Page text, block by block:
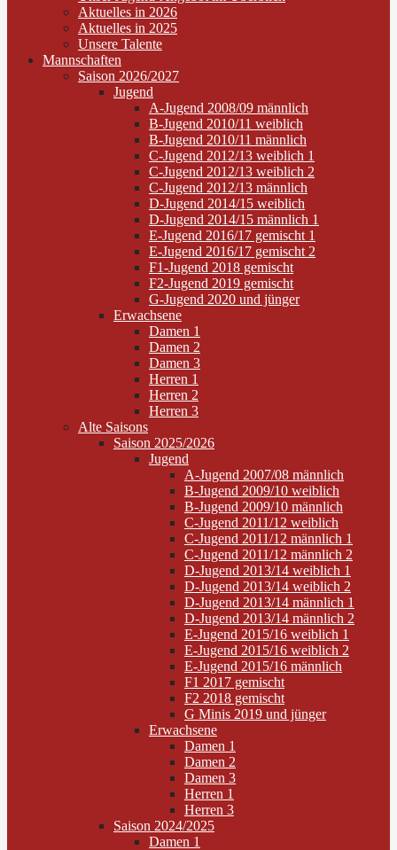
Aktuelles in 2026
Aktuelles in 2025
Unsere Talente
Mannschaften
Saison 2026/2027
Jugend
A-Jugend 2008/09 männlich
B-Jugend 2010/11 weiblich
B-Jugend 2010/11 männlich
C-Jugend 2012/13 weiblich 1
C-Jugend 2012/13 weiblich 2
C-Jugend 2012/13 männlich
D-Jugend 2014/15 weiblich
D-Jugend 2014/15 männlich 1
E-Jugend 2016/17 gemischt 1
E-Jugend 2016/17 gemischt 2
F1-Jugend 2018 gemischt
F2-Jugend 2019 gemischt
G-Jugend 2020 und jünger
Erwachsene
Damen 1
Damen 2
Damen 3
Herren 1
Herren 2
Herren 3
Alte Saisons
Saison 2025/2026
Jugend
A-Jugend 2007/08 männlich
B-Jugend 2009/10 weiblich
B-Jugend 2009/10 männlich
C-Jugend 2011/12 weiblich
C-Jugend 2011/12 männlich 1
C-Jugend 2011/12 männlich 2
D-Jugend 2013/14 weiblich 1
D-Jugend 2013/14 weiblich 2
D-Jugend 2013/14 männlich 1
D-Jugend 2013/14 männlich 2
E-Jugend 2015/16 weiblich 1
E-Jugend 2015/16 weiblich 2
E-Jugend 2015/16 männlich
F1 2017 gemischt
F2 2018 gemischt
G Minis 2019 und jünger
Erwachsene
Damen 1
Damen 2
Damen 3
Herren 1
Herren 3
Saison 2024/2025
Damen 1